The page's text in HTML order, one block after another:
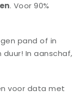
. Voor 90%
pand of in
In aanschaf,
voor data met